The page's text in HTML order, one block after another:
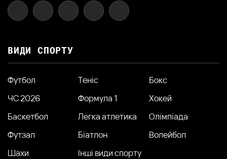
ВИДИ СПОРТУ
Футбол Теніс
Бокс
ЧС 2026
Формула 1
Хокей
Баскетбол
Легка атлетика
Олімпіада
Футзал
Біатлон
Волейбол
Шахи
Інші види спорту